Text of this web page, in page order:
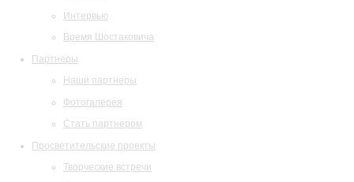
Интервью
Время Шостаковича
Партнеры
Наши партнеры
Фотогалерея
Стать партнером
Просветительские проекты
Творческие встречи